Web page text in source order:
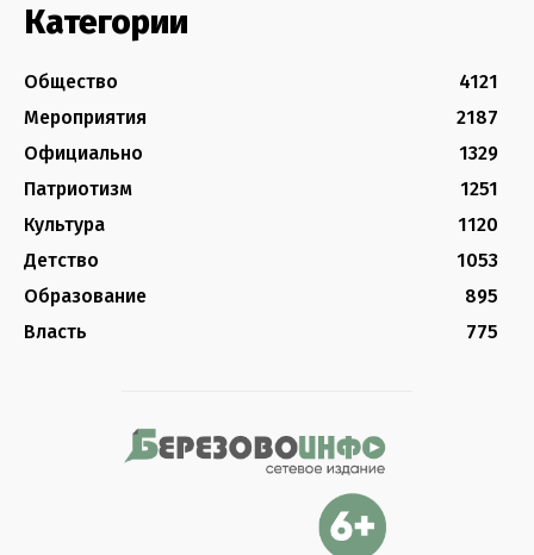
Категории
Общество
4121
Мероприятия
2187
Официально
1329
Патриотизм
1251
Культура
1120
Детство
1053
Образование
895
Власть
775